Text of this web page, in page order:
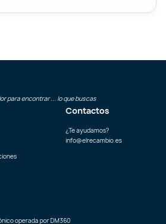
para encontrar ... lo que buscas
Contactos
¿Te ayudamos?
info@elrecambio.es
operada porDM360